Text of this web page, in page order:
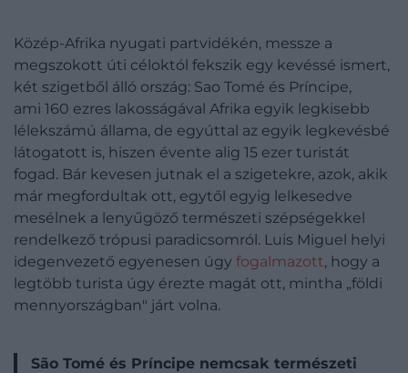
Közép-Afrika nyugati partvidékén, messze a
megszokott úti céloktól fekszik egy kevéssé ismert,
két szigetből álló ország: Sao Tomé és Príncipe,
ami 160 ezres lakosságával Afrika egyik legkisebb
lélekszámú állama, de egyúttal az egyik legkevésbé
látogatott is, hiszen évente alig 15 ezer turistát
fogad. Bár kevesen jutnak el a szigetekre, azok, akik
már megfordultak ott, egytől egyig lelkesedve
mesélnek a lenyűgöző természeti szépségekkel
rendelkező trópusi paradicsomról. Luis Miguel helyi
idegenvezető egyenesen úgy fogalmazott, hogy a
legtöbb turista úgy érezte magát ott, mintha „földi
mennyországban" járt volna.
São Tomé és Príncipe nemcsak természeti